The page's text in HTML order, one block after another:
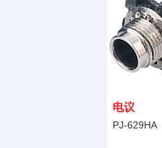
电议
PJ-629HA